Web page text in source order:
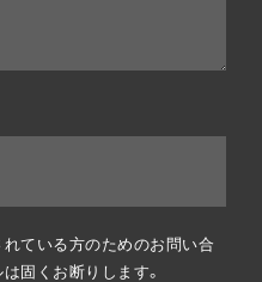
ている方のためのお問い合
固くお断りします。